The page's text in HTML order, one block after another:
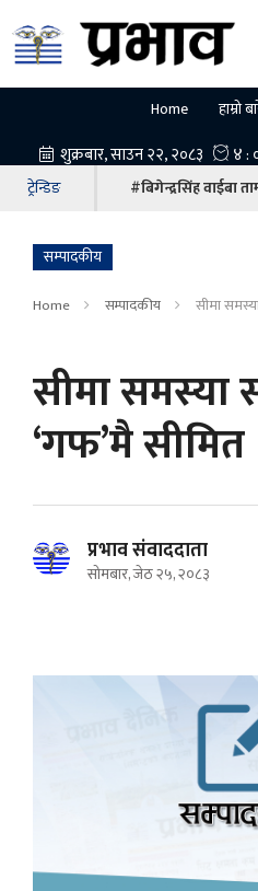
Home हाम्रो
ट्रेन्डिङ #बिगेन्द्रसिंह वाईबा
सम्पादकीय
Home सम्पादकीय सीमा
सीमा समस्या
‘गफ’मै सीमित
प्रभाव संवाददाता
सोमबार, जेठ २५, २०८३